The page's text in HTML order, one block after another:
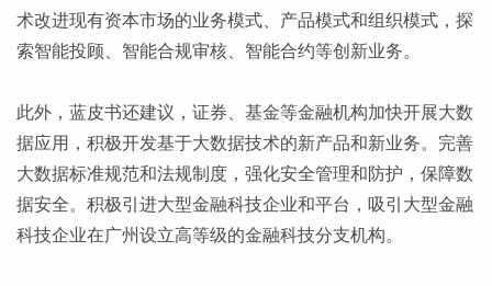
术改进现有资本市场的业务模式、产品模式和组织模式，探
索智能投顾、智能合规审核、智能合约等创新业务。
此外，蓝皮书还建议，证券、基金等金融机构加快开展大数
据应用，积极开发基于大数据技术的新产品和新业务。完善
大数据标准规范和法规制度，强化安全管理和防护，保障数
据安全。积极引进大型金融科技企业和平台，吸引大型金融
科技企业在广州设立高等级的金融科技分支机构。